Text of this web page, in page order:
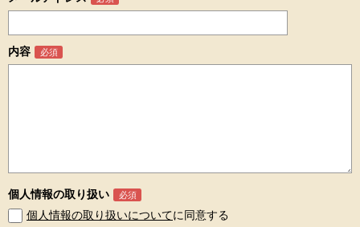
内容
個人情報の取り扱い
個人情報の取り扱いについてに同意する